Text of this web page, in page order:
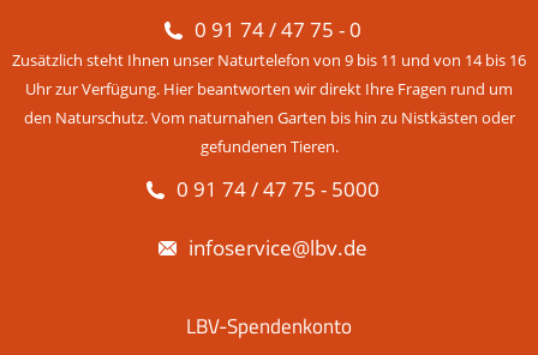
0 91 74 / 47 75 - 0
Zusätzlich steht Ihnen unser Naturtelefon von 9 bis 11 und von 14 bis 16
Uhr zur Verfügung. Hier beantworten wir direkt Ihre Fragen rund um
den Naturschutz. Vom naturnahen Garten bis hin zu Nistkästen oder
gefundenen Tieren.
0 91 74 / 47 75 - 5000
infoservice@lbv.de
LBV-Spendenkonto